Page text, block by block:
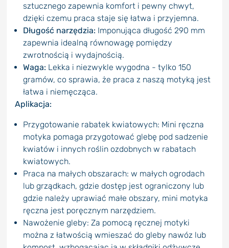
sztucznego zapewnia komfort i pewny chwyt,
dzięki czemu praca staje się łatwa i przyjemna.
Długość narzędzia: Imponująca długość 290 mm
zapewnia idealną równowagę pomiędzy
zwrotnością i wydajnością.
Waga: Lekka i niezwykle wygodna - tylko 150
gramów, co sprawia, że praca z naszą motyką jest
łatwa i niemęcząca.
Aplikacja:
Przygotowanie rabatek kwiatowych: Mini ręczna
motyka pomaga przygotować glebę pod sadzenie
kwiatów i innych roślin ozdobnych w rabatach
kwiatowych.
Praca na małych obszarach: w małych ogrodach
lub grządkach, gdzie dostęp jest ograniczony lub
gdzie należy uprawiać małe obszary, mini motyka
ręczna jest poręcznym narzędziem.
Nawożenie gleby: Za pomocą ręcznej motyki
można z łatwością wmieszać do gleby nawóz lub